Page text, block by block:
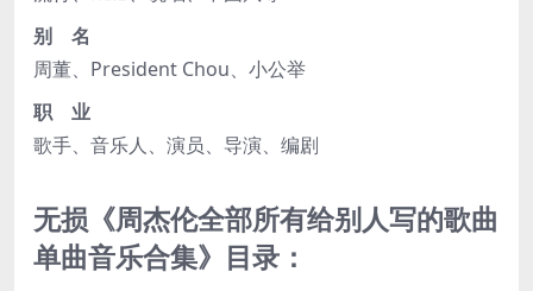
别 名
周董、President Chou、小公举
职 业
歌手、音乐人、演员、导演、编剧
无损《周杰伦全部所有给别人写的歌曲
单曲音乐合集》目录：